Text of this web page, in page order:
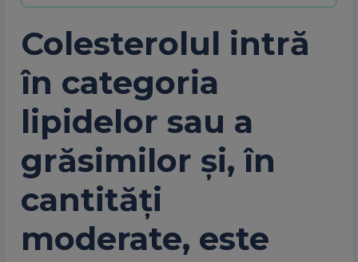
Colesterolul intră
în categoria
lipidelor sau a
grăsimilor şi, în
cantităţi
moderate, este